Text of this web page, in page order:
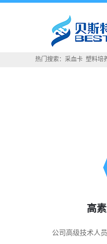
热门搜索： 采血卡 塑料培
高
公司高级技术人